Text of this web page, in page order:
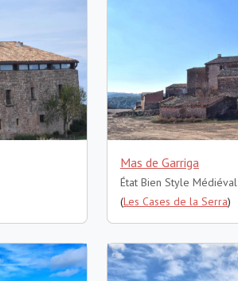
Mas de Garriga
État Bien Style Médiéval
(Les Cases de la Serra)